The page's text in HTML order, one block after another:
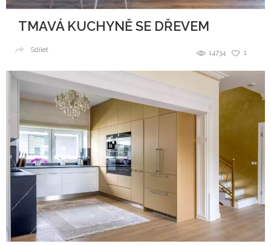
TMAVÁ KUCHYNĚ SE DŘEVEM
1
14734
Sdílet